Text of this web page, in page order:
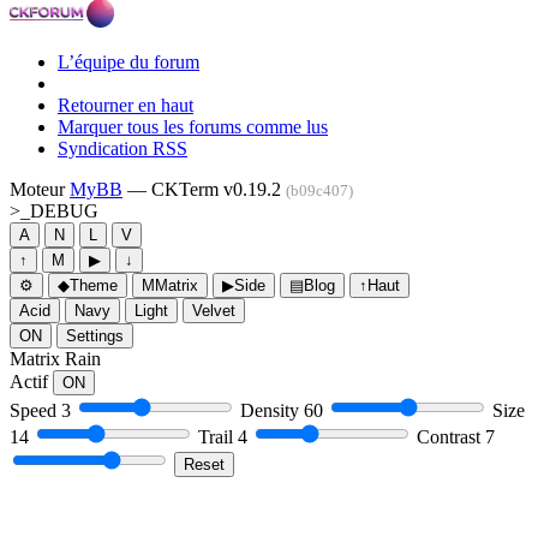
L’équipe du forum
Retourner en haut
Marquer tous les forums comme lus
Syndication RSS
MoteurMyBB — CKTerm v0.19.2 (b09c407)
>_ DEBUG
A N L
V
↑
M ▶
↓
⚙
◆Theme M Matrix ▶Side ▤Blog ↑ Haut
Acid
Navy Light
Velvet
ON
Settings
Matrix Rain
Actif
ON
Speed 3 Density 60
Size
14
Trail 4 Contrast 7
Reset